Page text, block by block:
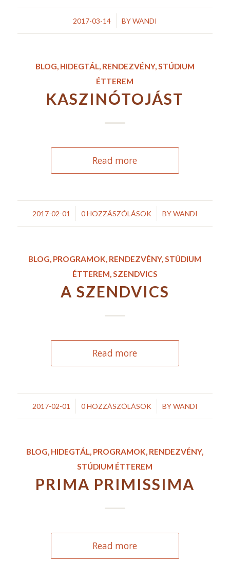
2017-03-14
/ BYWANDI
BLOG, HIDEGTÁL, RENDEZVÉNY,STÚDIUM
ÉTTEREM
KASZINÓTOJÁST
Read more
2017-02-01
/ 0 HOZZÁSZÓLÁSOK
/ BYWANDI
BLOG, PROGRAMOK, RENDEZVÉNY,STÚDIUM
ÉTTEREM,SZENDVICS
A SZENDVICS
Read more
2017-02-01
/ 0 HOZZÁSZÓLÁSOK
/ BYWANDI
BLOG, HIDEGTÁL, PROGRAMOK, RENDEZVÉNY,
STÚDIUM ÉTTEREM
PRIMA PRIMISSIMA
Read more